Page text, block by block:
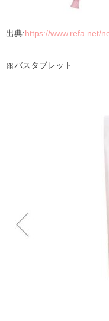
出典:https://www.refa.net/
🎀バスタブレット